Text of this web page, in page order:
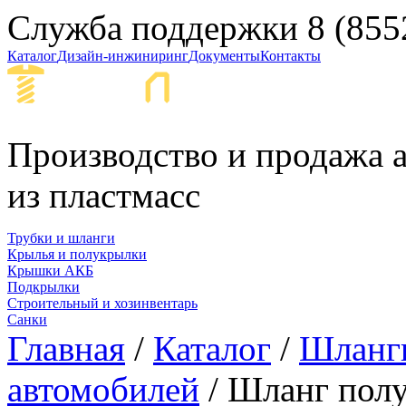
Служба поддержки 8
КаталогДизайн-инжинирингДокументыКонтакты
Производство и продажа
из пластмасс
Трубки и шланги
Крылья и полукрылки
Крышки АКБ
Подкрылки
Строительный и хозинвентарь
Санки
Главная / Каталог /
автомобилей / Шланг